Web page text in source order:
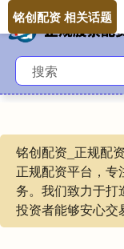
铭创配资_正规配
正规配资平台，专
务。我们致力于打
投资者能够安心交
铭创配资 相关话题